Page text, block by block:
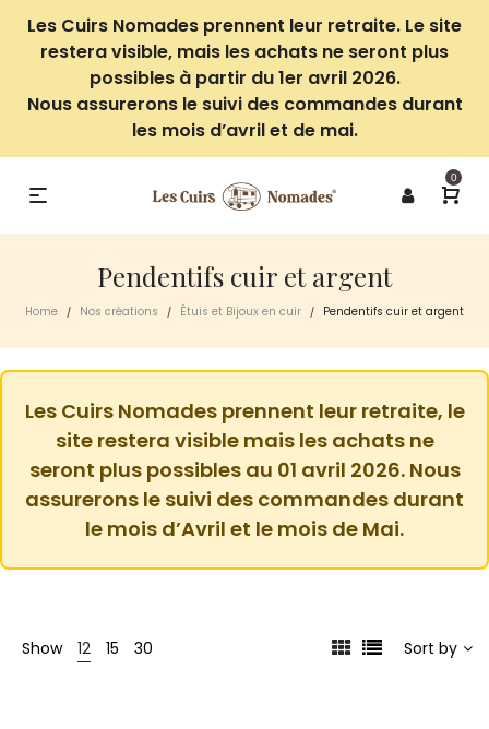
Les Cuirs Nomades prennent leur retraite. Le site
restera visible, mais les achats ne seront plus
possibles à partir du 1er avril 2026.
Nous assurerons le suivi des commandes durant
les mois d’avril et de mai.
0
Pendentifs cuir et argent
Home / Nos créations / Étuis et Bijoux en cuir / Pendentifs cuir et argent
Les Cuirs Nomades prennent leur retraite, le
site restera visible mais les achats ne
seront plus possibles au 01 avril 2026. Nous
assurerons le suivi des commandes durant
le mois d’Avril et le mois de Mai.
Show 12 15 30 Sort by